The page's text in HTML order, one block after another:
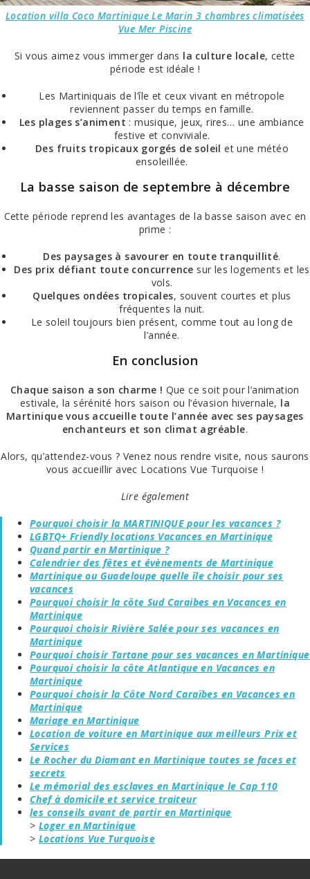
Location villa Coco Martinique Le Marin 3 chambres climatisées
Vue Mer Piscine
Si vous aimez vous immerger dans la culture locale, cette
période est idéale !
Les Martiniquais de l’île et ceux vivant en métropole
reviennent passer du temps en famille.
Les plages s’animent : musique, jeux, rires… une ambiance
festive et conviviale.
Des fruits tropicaux gorgés de soleil et une météo
ensoleillée.
La basse saison de septembre à décembre
Cette période reprend les avantages de la basse saison avec en
prime :
Des paysages à savourer en toute tranquillité.
Des prix défiant toute concurrence sur les logements et les
vols.
Quelques ondées tropicales, souvent courtes et plus
fréquentes la nuit.
Le soleil toujours bien présent, comme tout au long de
l’année.
En conclusion
Chaque saison a son charme ! Que ce soit pour l’animation
estivale, la sérénité hors saison ou l’évasion hivernale, la
Martinique vous accueille toute l’année avec ses paysages
enchanteurs et son climat agréable.
Alors, qu’attendez-vous ? Venez nous rendre visite, nous saurons
vous accueillir avec Locations Vue Turquoise !
Lire également
Pourquoi choisir la MARTINIQUE pour les vacances ?
LGBTQ+ Friendly locations Vacances en Martinique
Quand partir en Martinique ?
Calendrier des fêtes et évènements de Martinique
Martinique ou Guadeloupe quelle île choisir pour ses
vacances
Pourquoi choisir la côte Sud Caraibes en Vacances en
Martinique
Pourquoi choisir Rivière Salée pour ses vacances en
Martinique
Pourquoi choisir Tartane pour ses vacances en Martinique
Pourquoi choisir la côte Atlantique en Vacances en
Martinique
Pourquoi choisir la Côte Nord Caraïbes en Vacances en
Martinique
Mariage en Martinique
Location de voiture en Martinique aux meilleurs Prix et
Services
Le Rocher du Diamant en Martinique toutes se faces et
secrets
Le mémorial des esclaves en Martinique le Cap 110
Chef à domicile et service traiteur
les conseils avant de partir en Martinique
> Loger en Martinique
> Locations Vue Turquoise